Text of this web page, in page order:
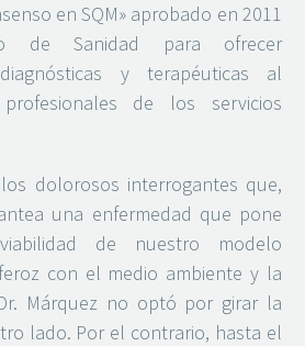
en SQM» aprobado en 2011
de Sanidad para ofrecer
diagnósticas y terapéuticas al
de los servicios
dolorosos interrogantes que,
una enfermedad que pone
de nuestro modelo
con el medio ambiente y la
Márquez no optó por girar la
lado. Por el contrario, hasta el